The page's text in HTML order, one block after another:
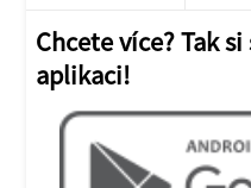
Chcete více? Tak
aplikaci!